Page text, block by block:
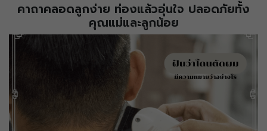
คาถาคลอดลูกง่าย ท่องแล้วอุ่นใจ ปลอดภัยทั้ง
คุณแม่และลูกน้อย